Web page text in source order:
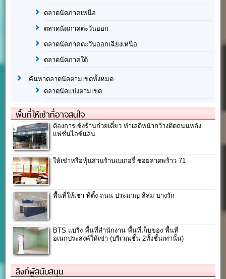
ตลาดนัดภาคเหนือ
ตลาดนัดภาคตะวันออก
ตลาดนัดภาคตะวันออกเฉียงเหนือ
ตลาดนัดภาคใต้
ค้นหาตลาดนัดตามเขตทั้งหมด
ตลาดนัดแบ่งตามเขต
พื้นที่ให้เช่าที่อาจสนใจ
ต้องการเซ้งร้านก๋วยเตี๋ยว ทำเลดีหน้ากว้างติดถนนหลัง
แฟชั่นไอซ์แลน
ให้เช่าหรือหุ้นส่วนร้านเบเกอรี่ ซอยลาดพร้าว 71
พื้นที่ให้เช่า ที่ตั้ง ถนน ประมวญ สีลม บางรัก
BTS แบริ่ง พื้นที่สำนักงาน พื้นที่เก็บของ พื้นที่
อเนกประสงค์ให้เช่า (บริเวณชั้น 2ทั้งชั้นเท่านั้น)
ลิงก์ผู้สนับสนุน